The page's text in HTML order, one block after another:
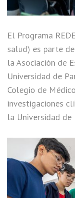
El Programa
salud) es parte
la Asociación de
Universidad de
Colegio de
investigaciones
la Universidad de